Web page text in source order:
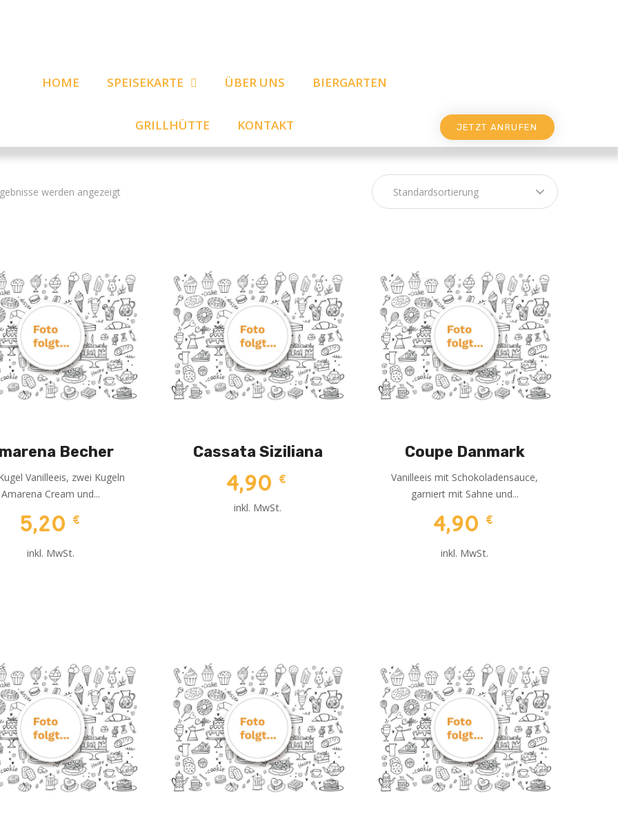
HOME SPEISEKARTE ÜBER UNS BIERGARTEN
GRILLHÜTTE KONTAKT JETZT ANRUFEN
werden angezeigt
Becher
Vanilleeis, zwei Kugeln
Amarena Cream und...
5,20 €
inkl. MwSt.
Cassata Siziliana
4,90 €
inkl. MwSt.
Coupe Danmark
Vanilleeis mit Schokoladensauce,
garniert mit Sahne und...
4,90 €
inkl. MwSt.